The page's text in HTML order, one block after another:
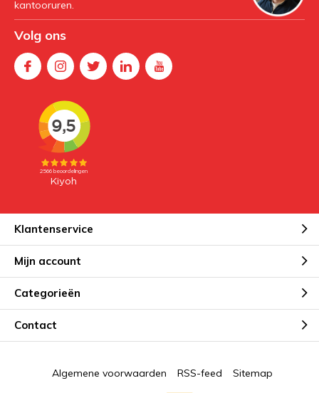
kantooruren.
Volg ons
Klantenservice
Mijn account
Categorieën
Contact
Algemene voorwaarden RSS-feed Sitemap